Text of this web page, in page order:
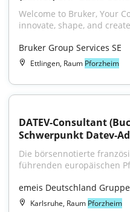
Welcome to Bruker, Your
innovate, shape, and
Bruker Group Services SE
Ettlingen, Raum Pforzheim
DATEV-Consultant
Schwerpunkt Datev-
Die börsennotierte
führenden europäischen
emeis Deutschland Gruppe
Karlsruhe, Raum Pforzheim